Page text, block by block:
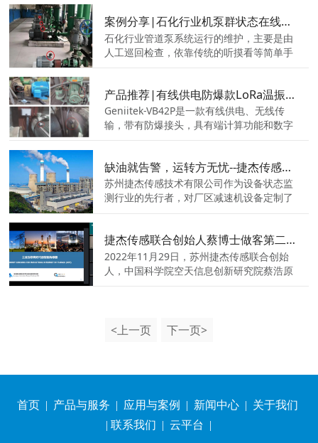
设备整体安全水平，为油田开采工作保驾护
航。
群发展，构建一批各具特色、优势互补、结
构合理的战略性新兴产业增长引擎，培育新
技术、新产品、新业态、新模式。
案例分享|石化行业机泵群状态在线监测
石化行业管道泵系统运行的维护，主要是由
人工巡回检查，依靠传统的听摸看等简单手
准确性和检修的及时性，给检修工作带来很
多不便和加大压力，也对生产带来严重的安
全隐患。
产品推荐|有线供电防爆款LoRa温振传感器VB42P 7X24h监测设备健康状态
Geniitek-VB42P是一款有线供电、无线传
输，带有防爆接头，具有端计算功能和数字
缺油就告警，运转方无忧--捷杰传感助力钢铁厂减速机智能运维
苏州捷杰传感技术有限公司作为设备状态监
测行业的先行者，对厂区减速机设备定制了
测。
捷杰传感联合创始人蔡博士做客第二期“能源专委会大讲堂”
2022年11月29日，苏州捷杰传感联合创始
人，中国科学院空天信息创新研究院蔡浩原
活动。
<上一页 下一页>
首页 | 产品与服务 | 应用与案例 | 新闻中心 | 关于我们
| 联系我们 | 云平台 |